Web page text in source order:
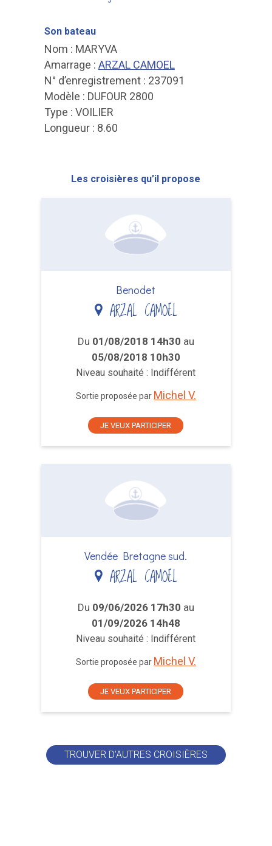
Son bateau
Nom : MARYVA
Amarrage : ARZAL CAMOEL
N° d’enregistrement : 237091
Modèle : DUFOUR 2800
Type : VOILIER
Longueur : 8.60
Les croisières qu’il propose
Benodet
ARZAL CAMOEL
Du 01/08/2018 14h30 au
05/08/2018 10h30
Niveau souhaité : Indifférent
Sortie proposée par Michel V.
JE VEUX PARTICIPER
Vendée Bretagne sud.
ARZAL CAMOEL
Du 09/06/2026 17h30 au
01/09/2026 14h48
Niveau souhaité : Indifférent
Sortie proposée par Michel V.
JE VEUX PARTICIPER
TROUVER D’AUTRES CROISIÈRES